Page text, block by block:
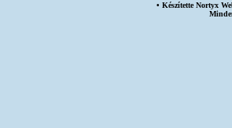
• KészítetteNortyx